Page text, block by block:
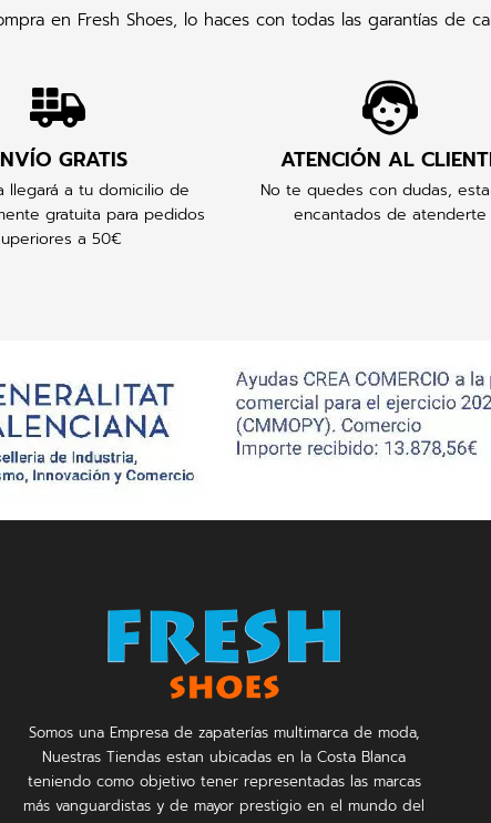
en Fresh Shoes, lo haces con todas las garantías de
GRATIS
llegará a tu domicilio de
gratuita para pedidos
a 50€
ATENCIÓN AL
No te quedes con dudas,
encantados de atenderte
Somos una Empresa de zapaterías multimarca de moda,
Nuestras Tiendas estan ubicadas en la Costa Blanca
teniendo como objetivo tener representadas las marcas
más vanguardistas y de mayor prestigio en el mundo del